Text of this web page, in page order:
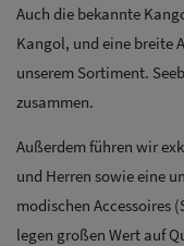
Auch die bekannte
Kangol, und eine breite
unserem Sortiment.
zusammen.
Außerdem führen wir
und Herren sowie eine
modischen Accessoires
legen großen Wert auf